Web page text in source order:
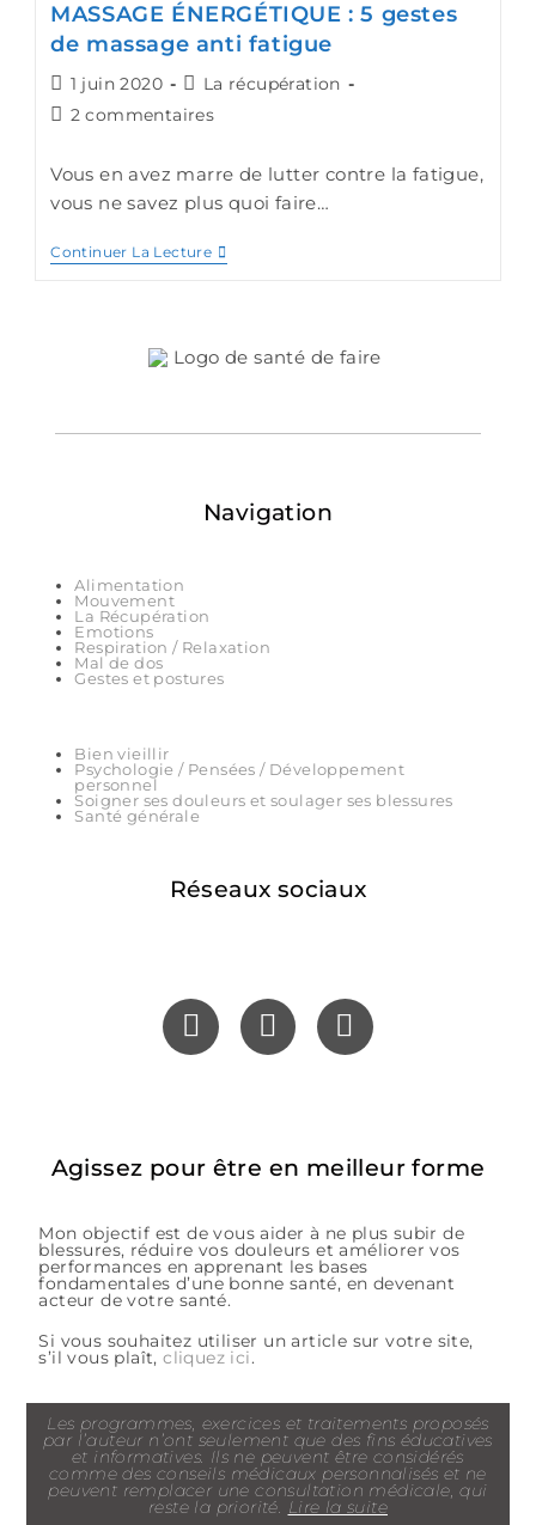
MASSAGE ÉNERGÉTIQUE : 5 gestes
de massage anti fatigue
1 juin 2020
La récupération
2 commentaires
Vous en avez marre de lutter contre la fatigue,
vous ne savez plus quoi faire…
Continuer La Lecture
Navigation
Alimentation
Mouvement
La Récupération
Emotions
Respiration / Relaxation
Mal de dos
Gestes et postures
Bien vieillir
Psychologie / Pensées / Développement
personnel
Soigner ses douleurs et soulager ses blessures
Santé générale
Réseaux sociaux
Agissez pour être en meilleur forme
Mon objectif est de vous aider à ne plus subir de
blessures, réduire vos douleurs et améliorer vos
performances en apprenant les bases
fondamentales d’une bonne santé, en devenant
acteur de votre santé.
Si vous souhaitez utiliser un article sur votre site,
s’il vous plaît,cliquez ici.
Les programmes, exercices et traitements proposés
par l’auteur n’ont seulement que des fins éducatives
et informatives. Ils ne peuvent être considérés
comme des conseils médicaux personnalisés et ne
peuvent remplacer une consultation médicale, qui
reste la priorité. Lire la suite